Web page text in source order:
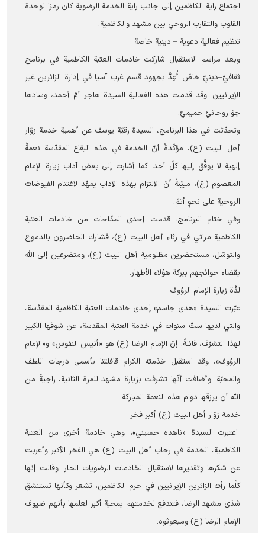
اجتماع راية الكاظمين إلى جانب راية الخدمة الرضوية كان رمزا لوحدة
القلوب والتقارب الروحي بين مشهد والكاظمية.
تنظيم فعالية دعوية – دينية خاصة
وبعد مراسم الاستقبال شاركت خادمات العتبة الكاظمية في برنامج
ثقافيّ–دينيّ خاصّ أُعِدَّ بجهود قسم غرب آسيا في إدارة الزائرين غير
الإيرانيين. وقد قدمت هذه الفعالية السیدة هاجر أمّ أحمد، وسادها
جوّ روحانيّ حميميّ.
وتحدّثت في هذا البرنامج، السيدة رقيّة يوسف عن أهمية خدمة زوّار
أهل البيت (ع)، مؤكّدةً أنّ الخدمة في هذه البقاع المقدّسة نعمةٌ
إلهية لا يوفَّق إليها كلّ أحد. كما أشارت إلى بعض آداب زيارة الإمام
المعصوم (ع)، مبيّنةً أنّ الالتزام بهذه الآداب يمهّد لاغتنام الفيوضات
الروحية على نحوٍ أتمّ.
وفي ختام البرنامج، قدمت إحدى المدّاحات من خادمات العتبة
الكاظمية مراثي في رثاء أهل البيت (ع)، فشارك الحاضرون بالدموع
والتوسّل، مستحضرين مظلومية أهل البيت (ع)، ومتضرعين إلى الله
بقضاء حوائجهم ببركة هؤلاء الأطهار.
لذّة زيارة الإمام الرؤوف
عبّرت السیدة «هدى جاسم» إحدى خادمات العتبة الكاظمية المقدّسة،
والتي لدیها ستّ سنوات في خدمة العتبة المقدسة، عن شوقها الكبير
لهذا التشرّف، قائلةً: إنّ الإمام الرضا (ع) هو «أنیس النفوس» و«الإمام
الرؤوف»، وقد استقبل خَدَمته الكرام قافلتنا بأسمى درجات اللطف
والمحبّة. وأضافت أنّها تشرفت بزيارة مشهد للمرة الثانية، راجيةً من
الله أن يرزقها دوام هذه النعمة المباركة.
خدمة زوّار أهل البيت (ع) أكبر فخر
اعتبرت السیدة «ناهده حسيني»، وهي خادمة أخرى من العتبة
الكاظمية، الخدمة في رحاب أهل البيت (ع) هي الفخر الأكبر وأعربت
عن شكرها وتقديرها لاستقبال الخادمات الرضويات الحار. وقالت إنها
كلّما رأت الزائرين الإيرانيين في حرم الكاظمين، تشعر وكأنها تستنشق
شذى مشهد الرضا، فتندفع لخدمتهم بمحبة أكبر لعلمها بأنهم ضيوف
الإمام الرضا (ع) ومبعوثوه.